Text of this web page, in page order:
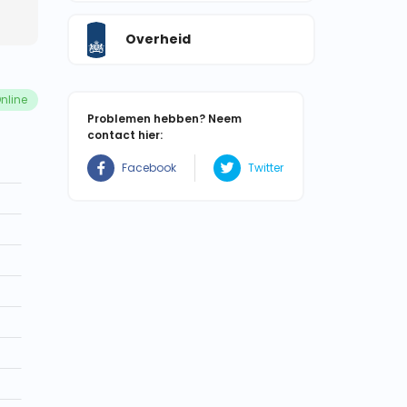
Overheid
Problemen hebben? Neem
contact hier:
Facebook Twitter